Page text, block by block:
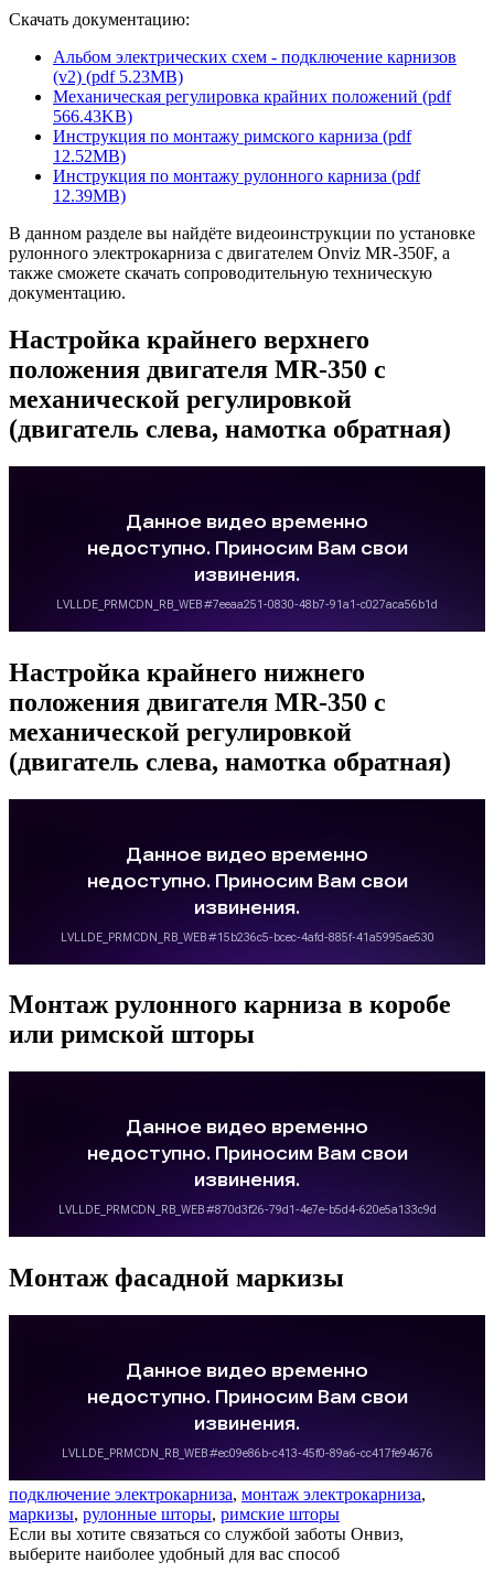
Скачать документацию:
Альбом электрических схем - подключение карнизов
(v2) (pdf 5.23MB)
Механическая регулировка крайних положений (pdf
566.43KB)
Инструкция по монтажу римского карниза (pdf
12.52MB)
Инструкция по монтажу рулонного карниза (pdf
12.39MB)
В данном разделе вы найдёте видеоинструкции по установке
рулонного электрокарниза с двигателем Onviz MR-350F, а
также сможете скачать сопроводительную техническую
документацию.
Настройка крайнего верхнего
положения двигателя MR-350 с
механической регулировкой
(двигатель слева, намотка обратная)
Настройка крайнего нижнего
положения двигателя MR-350 с
механической регулировкой
(двигатель слева, намотка обратная)
Монтаж рулонного карниза в коробе
или римской шторы
Монтаж фасадной маркизы
подключение электрокарниза, монтаж электрокарниза,
маркизы, рулонные шторы, римские шторы
Если вы хотите связаться со службой заботы Онвиз,
выберите наиболее удобный для вас способ